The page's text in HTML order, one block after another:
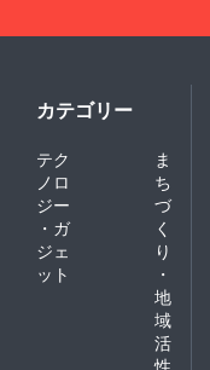
カテゴリー
テク
ノロ
ジー
・ガ
ジェ
ット
ま
ち
づ
く
り
・
地
域
活
性